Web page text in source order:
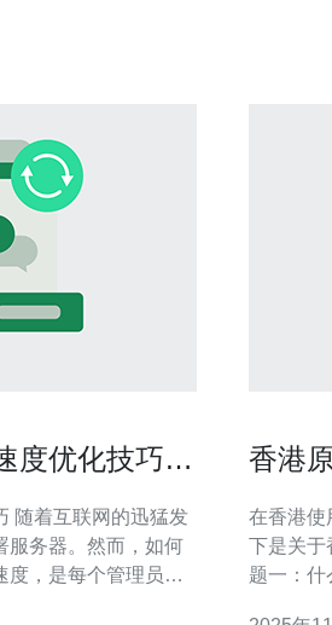
度优化技巧分
服务器。然而，如何
度，是每个管理员必
香港
在香港使
下是关于
题一：什